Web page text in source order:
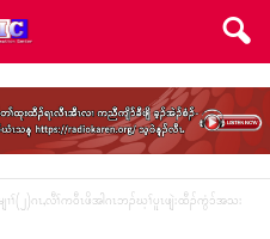
ၢၢ်(၂)ဂၤ,လီၢ်က၀ီၤဖိအါဂၤဘၣ်ဃ့ၢ်ပူၤဖျဲးထီၣ်ကွံၥ်အသး